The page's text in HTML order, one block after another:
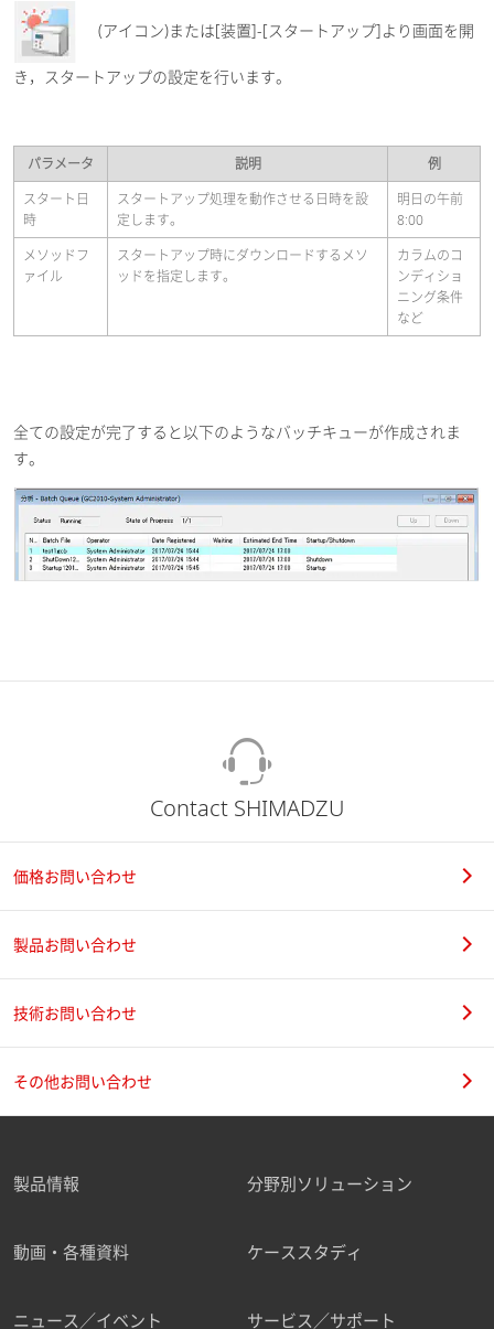
(アイコン)または[装置]-[スタートアップ]より画面を開
き，スタートアップの設定を行います。
パラメータ 説明
例
スタート日
時
スタートアップ処理を動作させる日時を設
定します。
明日の午前
8:00
メソッドフ
ァイル
スタートアップ時にダウンロードするメソ
ッドを指定します。
カラムのコ
ンディショ
ニング条件
など
全ての設定が完了すると以下のようなバッチキューが作成されま
す。
Contact SHIMADZU
価格お問い合わせ
製品お問い合わせ
技術お問い合わせ
その他お問い合わせ
製品情報 分野別ソリューション
動画・各種資料 ケーススタディ
ニュース／イベント サービス／サポート